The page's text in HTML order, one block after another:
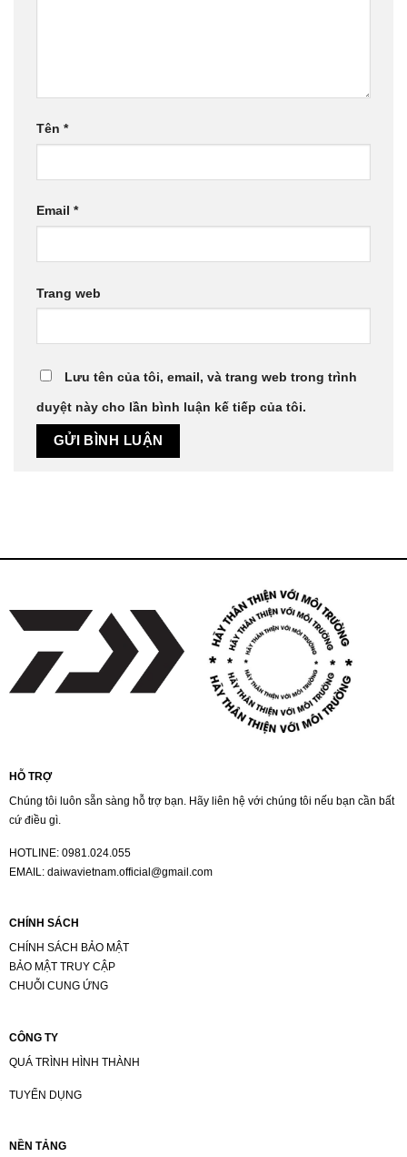
Tên *
Email *
Trang web
Lưu tên của tôi, email, và trang web trong trình
duyệt này cho lần bình luận kế tiếp của tôi.
HỖ TRỢ
Chúng tôi luôn sẵn sàng hỗ trợ bạn. Hãy liên hệ với chúng tôi nếu bạn cần bất
cứ điều gì.
HOTLINE: 0981.024.055
EMAIL: daiwavietnam.official@gmail.com
CHÍNH SÁCH
CHÍNH SÁCH BẢO MẬT
BẢO MẬT TRUY CẬP
CHUỖI CUNG ỨNG
CÔNG TY
QUÁ TRÌNH HÌNH THÀNH
TUYỂN DỤNG
NỀN TẢNG